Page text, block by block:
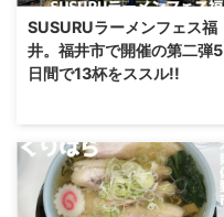
SUSURUラーメンフェス福
井。福井市で開催の第二弾5
日間で13杯をススル!!